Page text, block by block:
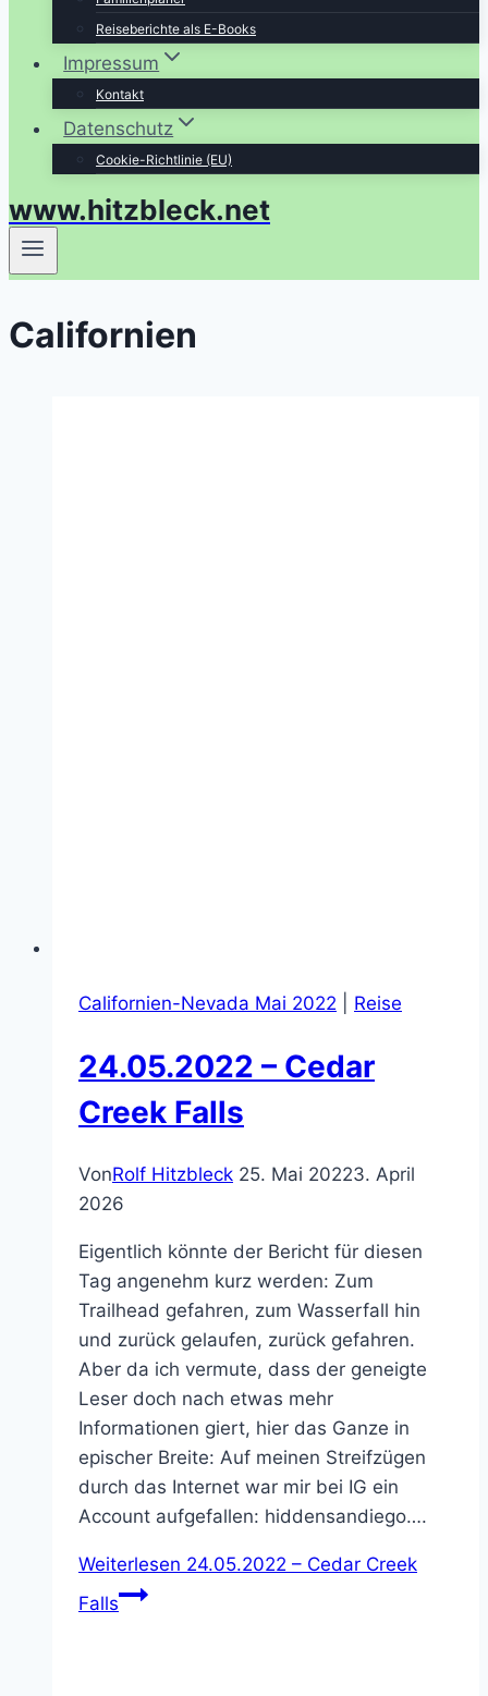
Reiseberichte als E-Books
Impressum
Kontakt
Datenschutz
Cookie-Richtlinie (EU)
www.hitzbleck.net
Californien
Californien-Nevada Mai 2022 Reise
24.05.2022 – Cedar
Creek Falls
VonRolf Hitzbleck 25. Mai 20223. April
2026
Eigentlich könnte der Bericht für diesen
Tag angenehm kurz werden: Zum
Trailhead gefahren, zum Wasserfall hin
und zurück gelaufen, zurück gefahren.
Aber da ich vermute, dass der geneigte
Leser doch nach etwas mehr
Informationen giert, hier das Ganze in
epischer Breite: Auf meinen Streifzügen
durch das Internet war mir bei IG ein
Account aufgefallen: hiddensandiego….
Weiterlesen 24.05.2022 – Cedar Creek
Falls